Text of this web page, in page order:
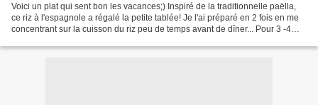
Voici un plat qui sent bon les vacances;) Inspiré de la traditionnelle paëlla,
ce riz à l'espagnole a régalé la petite tablée! Je l'ai préparé en 2 fois en me
concentrant sur la cuisson du riz peu de temps avant de dîner... Pour 3 -4